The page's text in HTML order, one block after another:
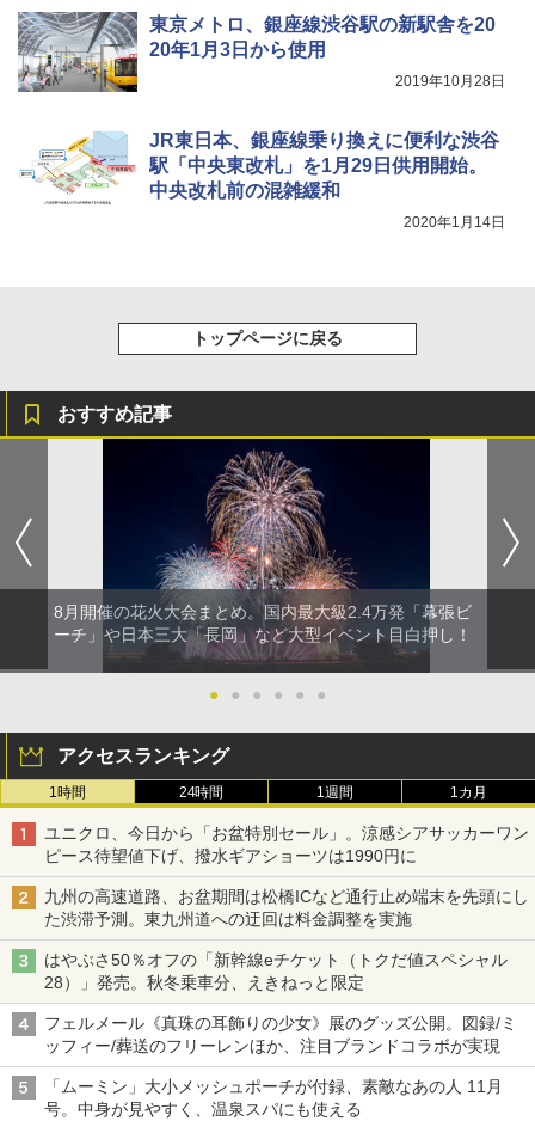
HYREKK 八角形タープ 防水タープ 3×4.5m
ブラックラバーコーティング UPF50+ UVカ
￥6,579
東京メトロ、銀座線渋谷駅の新駅舎を20
20年1月3日から使用
2019年10月28日
JR東日本、銀座線乗り換えに便利な渋谷
駅「中央東改札」を1月29日供用開始。
中央改札前の混雑緩和
2020年1月14日
トップページに戻る
おすすめ記事
8月開催の花火大会まとめ。国内最大級2.4万発「幕張ビ
ーチ」や日本三大「長岡」など大型イベント目白押し！
● ● ● ● ● ●
アクセスランキング
1時間 24時間 1週間 1カ月
ユニクロ、今日から「お盆特別セール」。涼感シアサッカーワン
ピース待望値下げ、撥水ギアショーツは1990円に
九州の高速道路、お盆期間は松橋ICなど通行止め端末を先頭にし
た渋滞予測。東九州道への迂回は料金調整を実施
はやぶさ50％オフの「新幹線eチケット（トクだ値スペシャル
28）」発売。秋冬乗車分、えきねっと限定
フェルメール《真珠の耳飾りの少女》展のグッズ公開。図録/ミ
ッフィー/葬送のフリーレンほか、注目ブランドコラボが実現
「ムーミン」大小メッシュポーチが付録、素敵なあの人 11月
号。中身が見やすく、温泉スパにも使える